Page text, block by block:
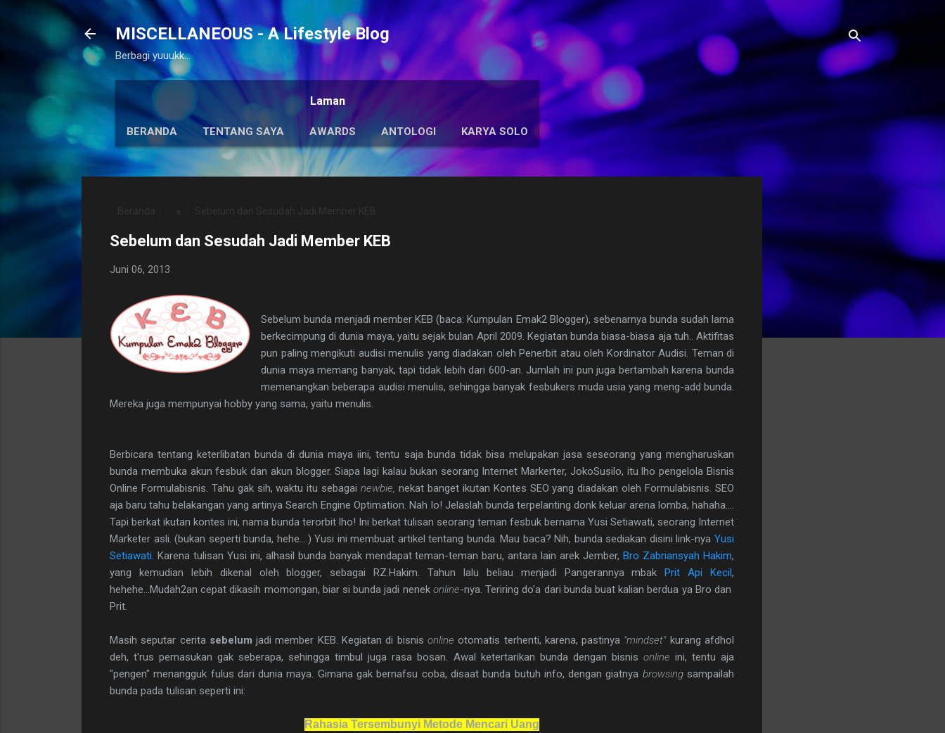
Langsung ke konten utama
MISCELLANEOUS - A Lifestyle Blog
Berbagi yuuukk...
Laman
BERANDA TENTANG SAYA AWARDS ANTOLOGI KARYA SOLO
Sebelum dan Sesudah Jadi Member KEB
Juni 06, 2013
Sebelum bunda menjadi member KEB (baca: Kumpulan Emak2 Blogger), sebenarnya bunda sudah lama
berkecimpung di dunia maya, yaitu sejak bulan April 2009. Kegiatan bunda biasa-biasa aja tuh.. Aktifitas
pun paling mengikuti audisi menulis yang diadakan oleh Penerbit atau oleh Kordinator Audisi. Teman di
dunia maya memang banyak, tapi tidak lebih dari 600-an. Jumlah ini pun juga bertambah karena bunda
memenangkan beberapa audisi menulis, sehingga banyak fesbukers muda usia yang meng-add bunda.
Mereka juga mempunyai hobby yang sama, yaitu menulis.
Berbicara tentang keterlibatan bunda di dunia maya iini, tentu saja bunda tidak bisa melupakan jasa seseorang yang mengharuskan
bunda membuka akun fesbuk dan akun blogger. Siapa lagi kalau bukan seorang Internet Markerter, JokoSusilo, itu lho pengelola Bisnis
Online Formulabisnis. Tahu gak sih, waktu itu sebagainewbie, nekat banget ikutan Kontes SEO yang diadakan oleh Formulabisnis. SEO
aja baru tahu belakangan yang artinya Search Engine Optimation. Nah lo! Jelaslah bunda terpelanting donk keluar arena lomba, hahaha....
Tapi berkat ikutan kontes ini, nama bunda terorbit lho! Ini berkat tulisan seorang teman fesbuk bernama Yusi Setiawati, seorang Internet
Marketer asli. (bukan seperti bunda, hehe....) Yusi ini membuat artikel tentang bunda. Mau baca? Nih, bunda sediakan disini link-nya Yusi
Setiawati. Karena tulisan Yusi ini, alhasil bunda banyak mendapat teman-teman baru, antara lain arek Jember,Bro Zabriansyah Hakim,
yang kemudian lebih dikenal oleh blogger, sebagai RZ.Hakim. Tahun lalu beliau menjadi Pangerannya mbakPrit Api Kecil,
hehehe...Mudah2an cepat dikasih momongan, biar si bunda jadi nenekonline-nya. Teriring do'a dari bunda buat kalian berdua ya Bro dan
Prit.
Masih seputar cerita sebelum jadi member KEB. Kegiatan di bisnis online otomatis terhenti, karena, pastinya "mindset" kurang afdhol
deh, t'rus pemasukan gak seberapa, sehingga timbul juga rasa bosan. Awal ketertarikan bunda dengan bisnis online ini, tentu aja
"pengen" menangguk fulus dari dunia maya. Gimana gak bernafsu coba, disaat bunda butuh info, dengan giatnya browsingsampailah
bunda pada tulisan seperti ini:
Rahasia Tersembunyi Metode Mencari Uang